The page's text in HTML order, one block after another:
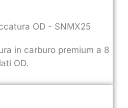
OD - SNMX25
in carburo premium a 8
lati OD.